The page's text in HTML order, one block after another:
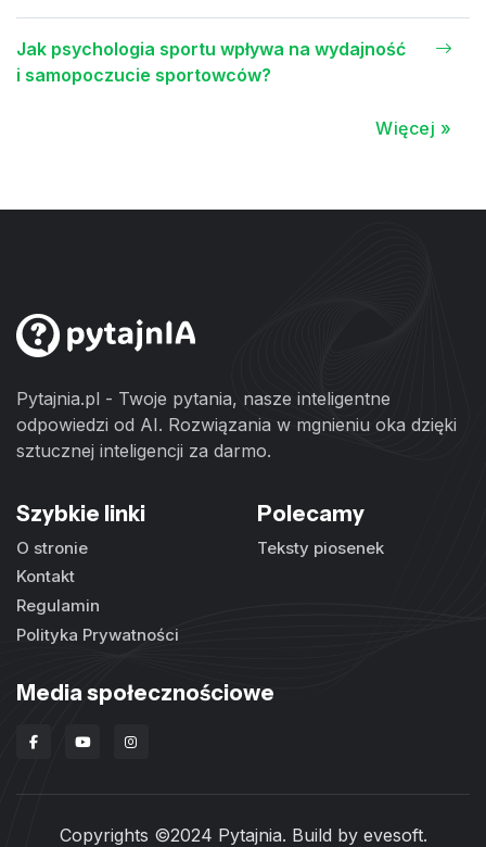
Jak psychologia sportu wpływa na wydajność
i samopoczucie sportowców?
Więcej »
Pytajnia.pl - Twoje pytania, nasze inteligentne
odpowiedzi od AI. Rozwiązania w mgnieniu oka dzięki
sztucznej inteligencji za darmo.
Szybkie linki
O stronie
Kontakt
Regulamin
Polityka Prywatności
Polecamy
Teksty piosenek
Media społecznościowe
Copyrights ©2024 Pytajnia. Build by evesoft.